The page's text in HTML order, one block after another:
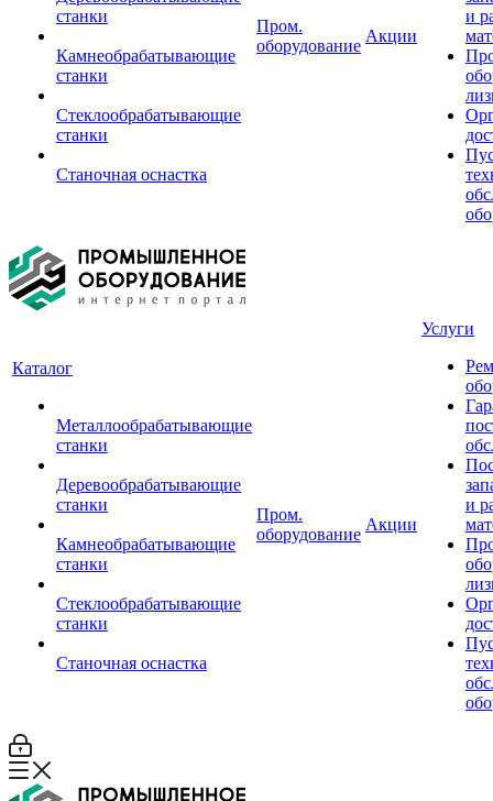
станки
Камнеобрабатывающие
станки
Стеклообрабатывающие
станки
Станочная оснастка
Пром.
оборудование
Акции
и
Каталог
Металлообрабатывающие
станки
Деревообрабатывающие
станки
Камнеобрабатывающие
станки
Стеклообрабатывающие
станки
Станочная оснастка
Пром.
оборудование
Акции
Услуги
и